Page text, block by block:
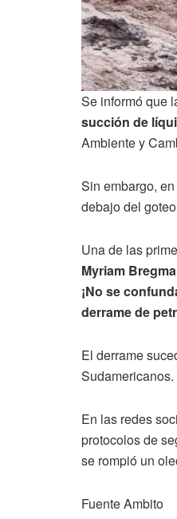
Se informó que
succión de
Ambiente y
Sin embargo,
debajo del
Una de las
Myriam
¡No se
derrame de
El derrame
Sudamericanos.
En las redes
protocolos de
se rompió un
Fuente Ambito